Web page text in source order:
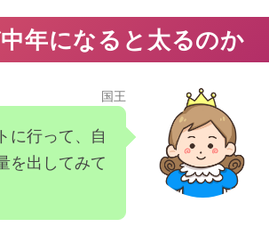
年になると太るのか
国王
に行って、自
を出してみて